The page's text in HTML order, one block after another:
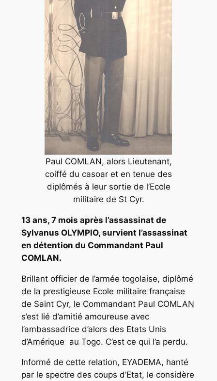
Paul COMLAN, alors Lieutenant,
coiffé du casoar et en tenue des
diplômés à leur sortie de l’Ecole
militaire de St Cyr.
13 ans, 7 mois après l’assassinat de
Sylvanus OLYMPIO, survient l’assassinat
en détention du Commandant Paul
COMLAN.
Brillant officier de l’armée togolaise, diplômé
de la prestigieuse Ecole militaire française
de Saint Cyr, le Commandant Paul COMLAN
s’est lié d’amitié amoureuse avec
l’ambassadrice d’alors des Etats Unis
d’Amérique au Togo. C’est ce qui l’a perdu.
Informé de cette relation, EYADEMA, hanté
par le spectre des coups d’Etat, le considère